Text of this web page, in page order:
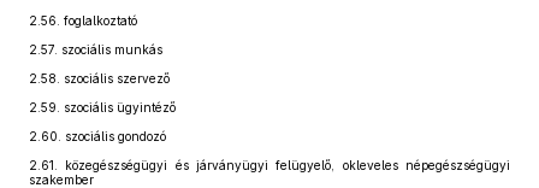
2.56. foglalkoztató
2.57. szociális munkás
2.58.
szociális szervező
2.59.
szociális ügyintéző
2.60.
szociális gondozó
2.61.
közegészségügyi és járványügyi felügyelő, okleveles népegészségügyi
szakember